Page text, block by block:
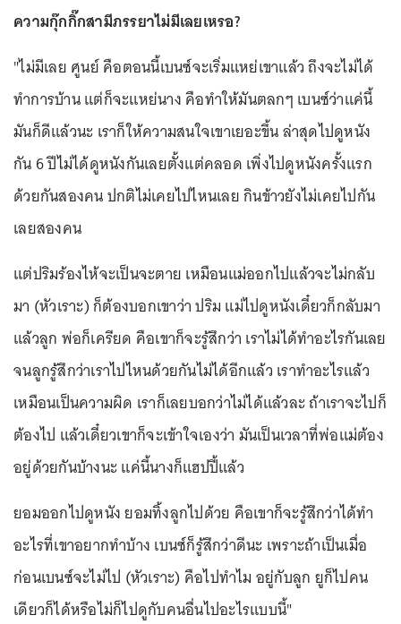
ความกุ๊กกิ๊กสามีภรรยาไม่มีเลยเหรอ?
"ไม่มีเลย ศูนย์ คือตอนนี้เบนซ์จะเริ่มแหย่เขาแล้ว ถึงจะไม่ได้
ทำการบ้าน แต่ก็จะแหย่นาง คือทำให้มันตลกๆ เบนซ์ว่าแค่นี้
มันก็ดีแล้วนะ เราก็ให้ความสนใจเขาเยอะขึ้น ล่าสุดไปดูหนัง
กัน 6 ปีไม่ได้ดูหนังกันเลยตั้งแต่คลอด เพิ่งไปดูหนังครั้งแรก
ด้วยกันสองคน ปกติไม่เคยไปไหนเลย กินข้าวยังไม่เคยไปกัน
เลยสองคน
แต่ปริมร้องไห้จะเป็นจะตาย เหมือนแม่ออกไปแล้วจะไม่กลับ
มา (หัวเราะ) ก็ต้องบอกเขาว่า ปริม แม่ไปดูหนังเดี๋ยวก็กลับมา
แล้วลูก พ่อก็เครียด คือเขาก็จะรู้สึกว่า เราไม่ได้ทำอะไรกันเลย
จนลูกรู้สึกว่าเราไปไหนด้วยกันไม่ได้อีกแล้ว เราทำอะไรแล้ว
เหมือนเป็นความผิด เราก็เลยบอกว่าไม่ได้แล้วละ ถ้าเราจะไปก็
ต้องไป แล้วเดี๋ยวเขาก็จะเข้าใจเองว่า มันเป็นเวลาที่พ่อแม่ต้อง
อยู่ด้วยกันบ้างนะ แค่นี้นางก็แฮปปี้แล้ว
ยอมออกไปดูหนัง ยอมทิ้งลูกไปด้วย คือเขาก็จะรู้สึกว่าได้ทำ
อะไรที่เขาอยากทำบ้าง เบนซ์ก็รู้สึกว่าดีนะ เพราะถ้าเป็นเมื่อ
ก่อนเบนซ์จะไม่ไป (หัวเราะ) คือไปทำไม อยู่กับลูก ยูก็ไปคน
เดียวก็ได้หรือไม่ก็ไปดูกับคนอื่นไปอะไรแบบนี้"